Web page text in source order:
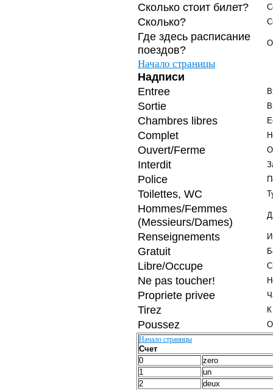
Сколько стоит билет?
Сколько?
Где здесь расписание
поездов?
Начало страницы
Надписи
Entree
Sortie
Chambres libres
Complet
Ouvert/Ferme
Interdit
Police
Toilettes, WC
Hommes/Femmes
(Messieurs/Dames)
Renseignements
Gratuit
Libre/Occupe
Ne pas toucher!
Propriete privee
Tirez
Poussez
Начало страницы
Счет
0
zero
1
un
2
deux